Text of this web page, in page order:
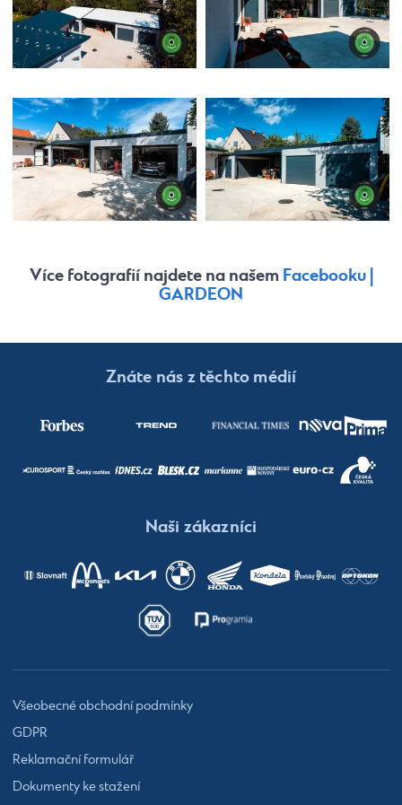
Více fotografií najdete na našem Facebooku |
GARDEON
Znáte nás z těchto médií
Naši zákazníci
Všeobecné obchodní podmínky
GDPR
Reklamační formulář
Dokumenty ke stažení